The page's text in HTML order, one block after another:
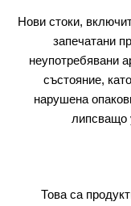
Нови стоки,
запечатани
неупотребявани
състояние,
нарушена
липсващо
Това са